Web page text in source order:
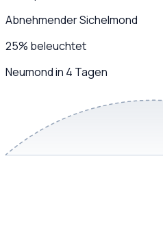
Abnehmender Sichelmond
25% beleuchtet
Neumond in 4 Tagen